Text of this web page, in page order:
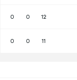
12
0
0
11
0
0